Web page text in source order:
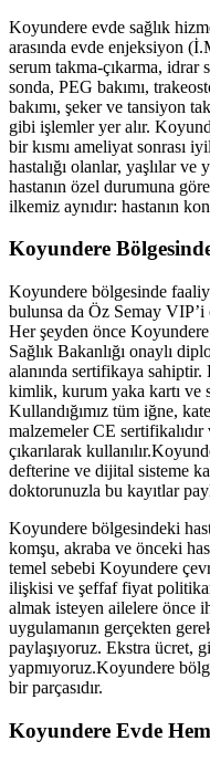
Koyundere evde sağlık
arasında evde enjeksiyon
serum takma-çıkarma, idrar
sonda, PEG bakımı,
bakımı, şeker ve tansiyon
gibi işlemler yer alır.
bir kısmı ameliyat sonrası
hastalığı olanlar, yaşlılar
hastanın özel durumuna
ilkemiz aynıdır: hastanın
Koyundere
Koyundere bölgesinde
bulunsa da Öz Semay VIP’i
Her şeyden önce Koyundere
Sağlık Bakanlığı onaylı
alanında sertifikaya sahiptir.
kimlik, kurum yaka kartı ve
Kullandığımız tüm iğne,
malzemeler CE sertifikalıdır
çıkarılarak kullanılır.
defterine ve dijital sisteme
doktorunuzla bu kayıtlar
Koyundere bölgesindeki
komşu, akraba ve önceki
temel sebebi Koyundere
ilişkisi ve şeffaf fiyat
almak isteyen ailelere önce
uygulamanın gerçekten
paylaşıyoruz. Ekstra ücret,
yapmıyoruz.Koyundere
bir parçasıdır.
Koyundere Evde